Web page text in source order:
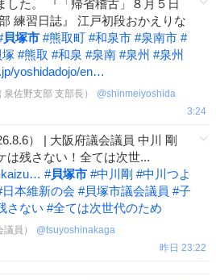
した。 『「帰省稽古」８月５日
練習日誌』 江戸初段おかえりな
貝塚市 #熊取町 #和泉市 #泉南市 #
#熊取 #和泉 #泉南 #泉州 #泉州
yoshidadojo/en…
佐野支部 支部長） @shinmeiyoshida
3:24
） | 大阪府議会議員 中川 剛
は残さない！全ては次世...
kaizu… #貝塚市 #中川剛 #中川つよ
日本維新の会 #貝塚市議会議員 #子
さない #全ては次世代のため
員） @tsuyoshinakaga
昨日 23:22